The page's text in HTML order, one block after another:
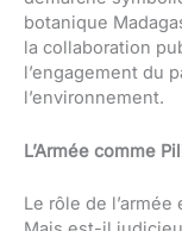
botanique
la collaboration
l’engagement du
l’environnement.
L’Armée comme
Le rôle de